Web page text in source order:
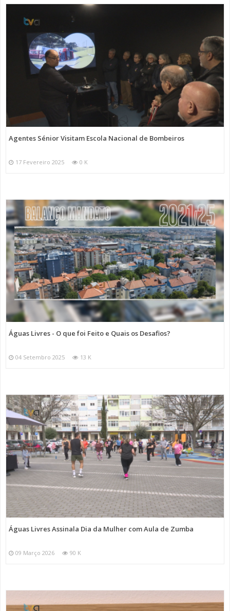
Agentes Sénior Visitam Escola Nacional de Bombeiros
17 Fevereiro 2025 0 K
Águas Livres - O que foi Feito e Quais os Desafios?
04 Setembro 2025 13 K
Águas Livres Assinala Dia da Mulher com Aula de Zumba
09 Março 2026 90 K